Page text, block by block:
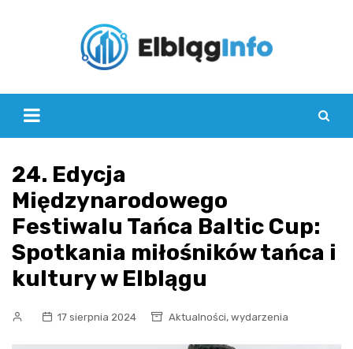
24. Edycja
Międzynarodowego
Festiwalu Tańca Baltic Cup:
Spotkania miłośników tańca i
kultury w Elblągu
17 sierpnia 2024 Aktualności, wydarzenia